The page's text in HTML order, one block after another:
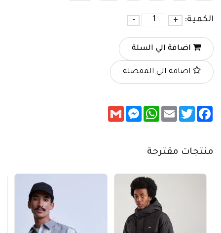
الكمية: +
-
اضافة الي السلة
اضافة الي المفضلة
Facebook
Twitter
Email
WhatsApp
Messenger
Gmail
منتجات مقترحة